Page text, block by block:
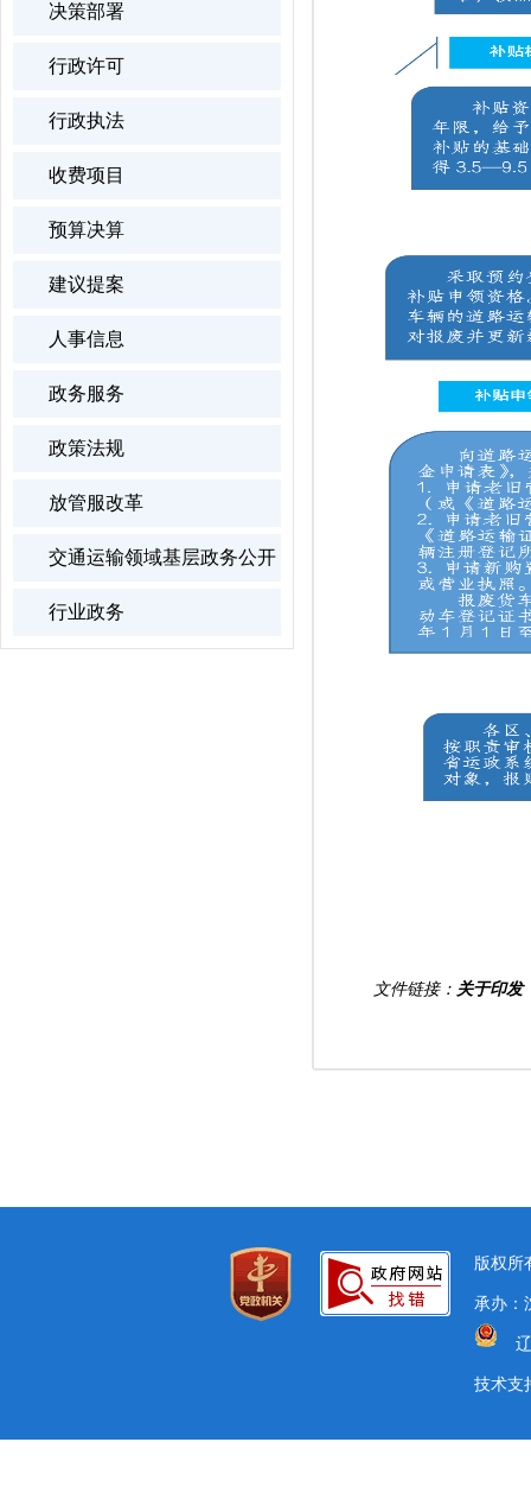
决策部署
行政许可
行政执法
收费项目
预算决算
建议提案
人事信息
政务服务
政策法规
放管服改革
交通运输领域基层政务公开
行业政务
文件链接： 关于印发
版权所
承办：
技术支